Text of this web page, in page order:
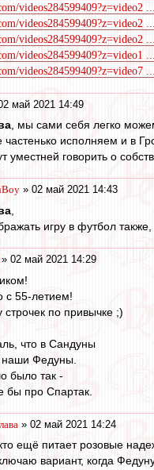
videos284599409?z=video2
videos284599409?z=video2
videos284599409?z=video2
videos284599409?z=video1
videos284599409?z=video7
май 2021 14:49
, мы сами себя легко
частенько исполняем и в
уместней говорить о
» 02 май 2021 14:43
игру в футбол
» 02 май 2021 14:29
с 55-летием!
строчек по привычке ;)
что в Сандуны
наши Федуны.
было так -
бы про Спартак.
» 02 май 2021 14:24
ещё питает розовые
вариант, когда